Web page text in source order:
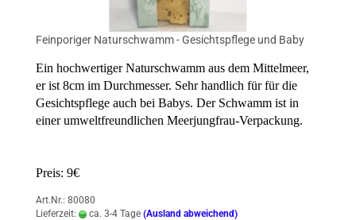
Feinporiger Naturschwamm - Gesichtspflege und Baby
Ein hochwertiger Naturschwamm aus dem Mittelmeer,
er ist 8cm im Durchmesser. Sehr handlich für für die
Gesichtspflege auch bei Babys. Der Schwamm ist in
einer umweltfreundlichen Meerjungfrau-Verpackung.
Preis: 9€
Art.Nr.: 80080
Lieferzeit:
ca. 3-4 Tage (Ausland abweichend)